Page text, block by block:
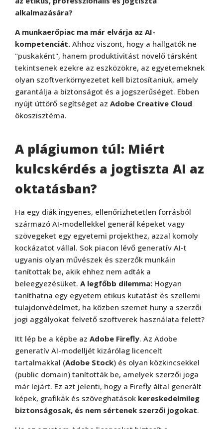
alkalmazására?
A munkaerőpiac ma már elvárja az AI-
kompetenciát. Ahhoz viszont, hogy a hallgatók ne
"puskaként", hanem produktivitást növelő társként
tekintsenek ezekre az eszközökre, az egyetemeknek
olyan szoftverkörnyezetet kell biztosítaniuk, amely
garantálja a biztonságot és a jogszerűséget. Ebben
nyújt úttörő segítséget az Adobe Creative Cloud
ökoszisztéma.
A plágiumon túl: Miért
kulcskérdés a jogtiszta AI az
oktatásban?
Ha egy diák ingyenes, ellenőrizhetetlen forrásból
származó AI-modellekkel generál képeket vagy
szövegeket egy egyetemi projekthez, azzal komoly
kockázatot vállal. Sok piacon lévő generatív AI-t
ugyanis olyan művészek és szerzők munkáin
tanítottak be, akik ehhez nem adták a
beleegyezésüket. A legfőbb dilemma: Hogyan
taníthatna egy egyetem etikus kutatást és szellemi
tulajdonvédelmet, ha közben szemet huny a szerzői
jogi aggályokat felvető szoftverek használata felett?
Itt lép be a képbe az Adobe Firefly. Az Adobe
generatív AI-modelljét kizárólag licencelt
tartalmakkal (Adobe Stock) és olyan közkincsekkel
(public domain) tanították be, amelyek szerzői joga
már lejárt. Ez azt jelenti, hogy a Firefly által generált
képek, grafikák és szöveghatások kereskedelmileg
biztonságosak, és nem sértenek szerzői jogokat.